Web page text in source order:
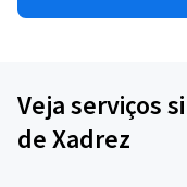
Veja serviços
de Xadrez